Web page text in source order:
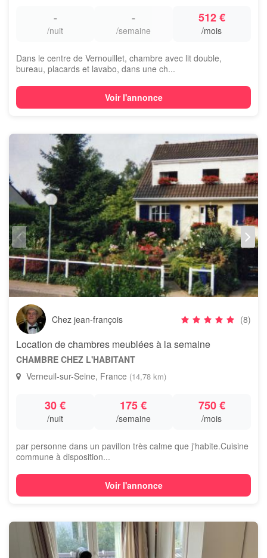
-
/nuit
-
/semaine
512 €
/mois
Dans le centre de Vernouillet, chambre avec lit double,
bureau, placards et lavabo, dans une ch...
Voir l'annonce
Chez jean-françois (8)
Location de chambres meublées à la semaine
CHAMBRE CHEZ L'HABITANT
Verneuil-sur-Seine, France (14,78 km)
30 €
/nuit
175 €
/semaine
750 €
/mois
par personne dans un pavillon très calme que j'habite.Cuisine
commune à disposition...
Voir l'annonce